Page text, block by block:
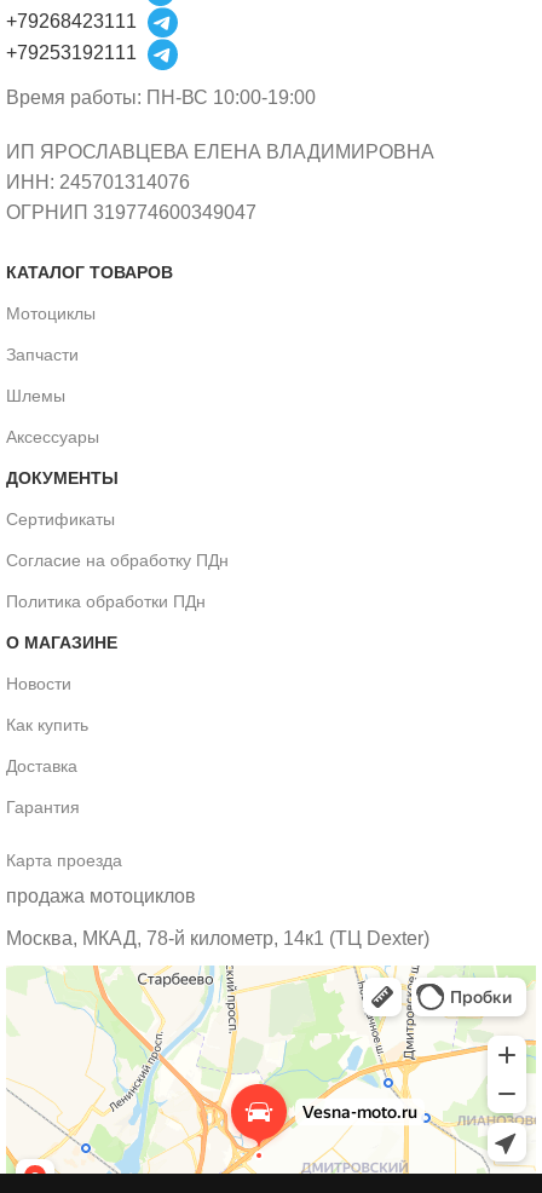
+79268423111
+79253192111
Время работы: ПН-ВС 10:00-19:00
ИП ЯРОСЛАВЦЕВА ЕЛЕНА ВЛАДИМИРОВНА
ИНН: 245701314076
ОГРНИП 319774600349047
КАТАЛОГ ТОВАРОВ
Мотоциклы
Запчасти
Шлемы
Аксессуары
ДОКУМЕНТЫ
Сертификаты
Согласие на обработку ПДн
Политика обработки ПДн
О МАГАЗИНЕ
Новости
Как купить
Доставка
Гарантия
Карта проезда
продажа мотоциклов
Москва, МКАД, 78-й километр, 14к1 (ТЦ Dexter)